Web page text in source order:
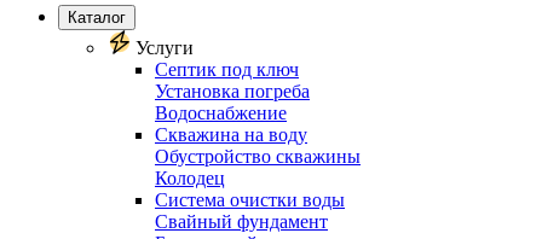
Каталог
Услуги
Септик под ключ
Установка погреба
Водоснабжение
Скважина на воду
Обустройство скважины
Колодец
Система очистки воды
Свайный фундамент